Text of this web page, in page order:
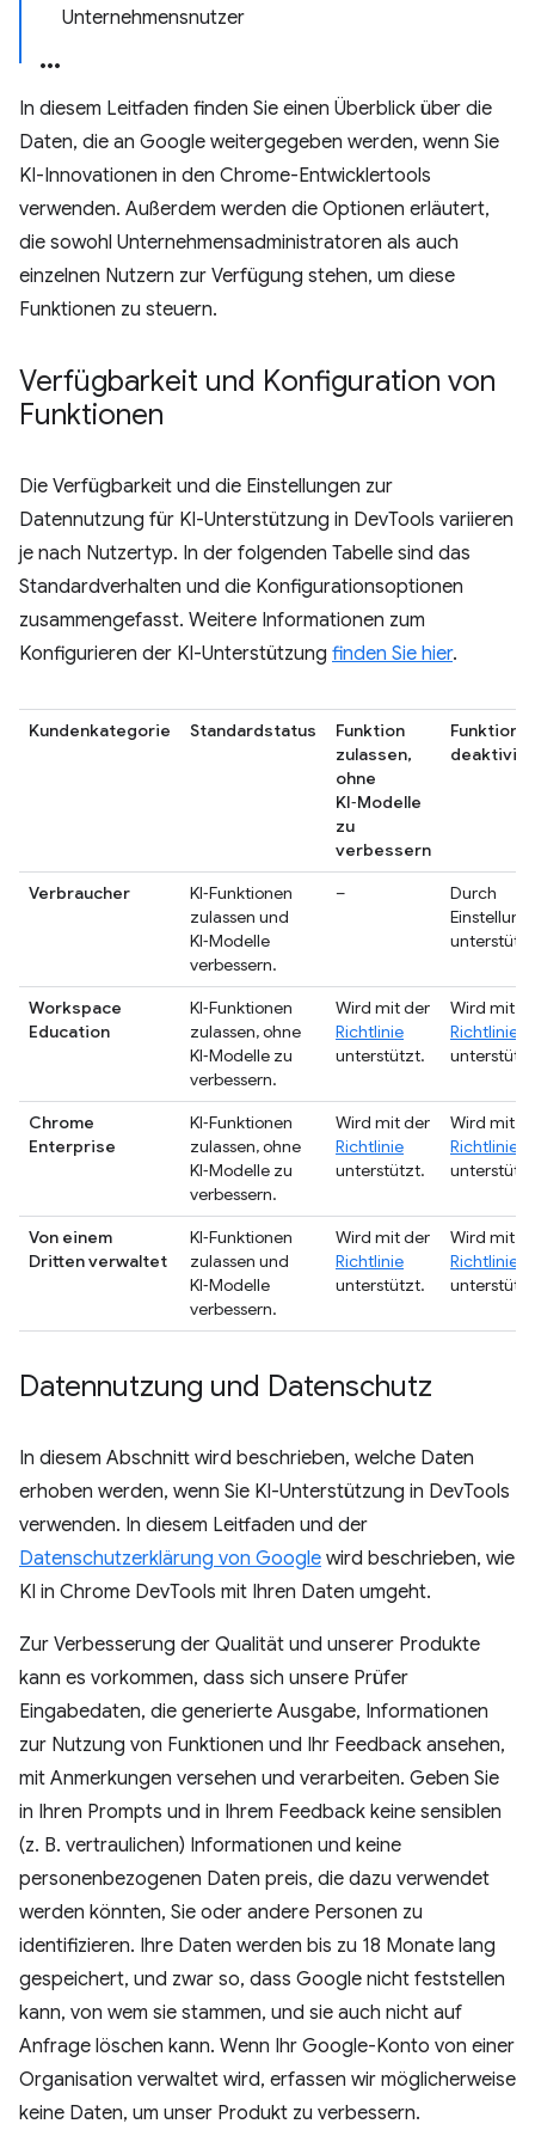
Unternehmensnutzer
In diesem Leitfaden finden Sie einen Überblick über die
Daten, die an Google weitergegeben werden, wenn Sie
KI-Innovationen in den Chrome-Entwicklertools
verwenden. Außerdem werden die Optionen erläutert,
die sowohl Unternehmensadministratoren als auch
einzelnen Nutzern zur Verfügung stehen, um diese
Funktionen zu steuern.
Verfügbarkeit und Konfiguration von
Funktionen
Die Verfügbarkeit und die Einstellungen zur
Datennutzung für KI-Unterstützung in DevTools variieren
je nach Nutzertyp. In der folgenden Tabelle sind das
Standardverhalten und die Konfigurationsoptionen
zusammengefasst. Weitere Informationen zum
Konfigurieren der KI-Unterstützung finden Sie hier.
Kundenkategorie Standardstatus
Funktion
zulassen,
ohne
KI‑Modelle
zu
verbessern
Funktion
Verbraucher
KI‑Funktionen
zulassen und
KI‑Modelle
verbessern.
–
Durch
unterstützt
Workspace
Education
KI‑Funktionen
zulassen, ohne
KI‑Modelle zu
verbessern.
Wird mit der
Richtlinie
unterstützt.
Wird mit
Richtlinie
Chrome
Enterprise
KI‑Funktionen
zulassen, ohne
KI‑Modelle zu
verbessern.
Wird mit der
Richtlinie
unterstützt.
Wird mit
Richtlinie
Von einem
Dritten verwaltet
KI‑Funktionen
zulassen und
KI‑Modelle
verbessern.
Wird mit der
Richtlinie
unterstützt.
Wird mit
Richtlinie
Datennutzung und Datenschutz
In diesem Abschnitt wird beschrieben, welche Daten
erhoben werden, wenn Sie KI-Unterstützung in DevTools
verwenden. In diesem Leitfaden und der
Datenschutzerklärung von Google wird beschrieben, wie
KI in Chrome DevTools mit Ihren Daten umgeht.
Zur Verbesserung der Qualität und unserer Produkte
kann es vorkommen, dass sich unsere Prüfer
Eingabedaten, die generierte Ausgabe, Informationen
zur Nutzung von Funktionen und Ihr Feedback ansehen,
mit Anmerkungen versehen und verarbeiten. Geben Sie
in Ihren Prompts und in Ihrem Feedback keine sensiblen
(z. B. vertraulichen) Informationen und keine
personenbezogenen Daten preis, die dazu verwendet
werden könnten, Sie oder andere Personen zu
identifizieren. Ihre Daten werden bis zu 18 Monate lang
gespeichert, und zwar so, dass Google nicht feststellen
kann, von wem sie stammen, und sie auch nicht auf
Anfrage löschen kann. Wenn Ihr Google-Konto von einer
Organisation verwaltet wird, erfassen wir möglicherweise
keine Daten, um unser Produkt zu verbessern.